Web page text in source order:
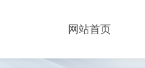
网站首页